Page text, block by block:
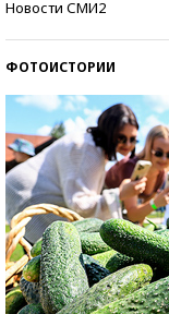
Новости СМИ2
ФОТОИСТОРИИ